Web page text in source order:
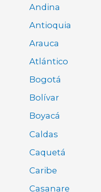
Andina
Antioquia
Arauca
Atlántico
Bogotá
Bolívar
Boyacá
Caldas
Caquetá
Caribe
Casanare